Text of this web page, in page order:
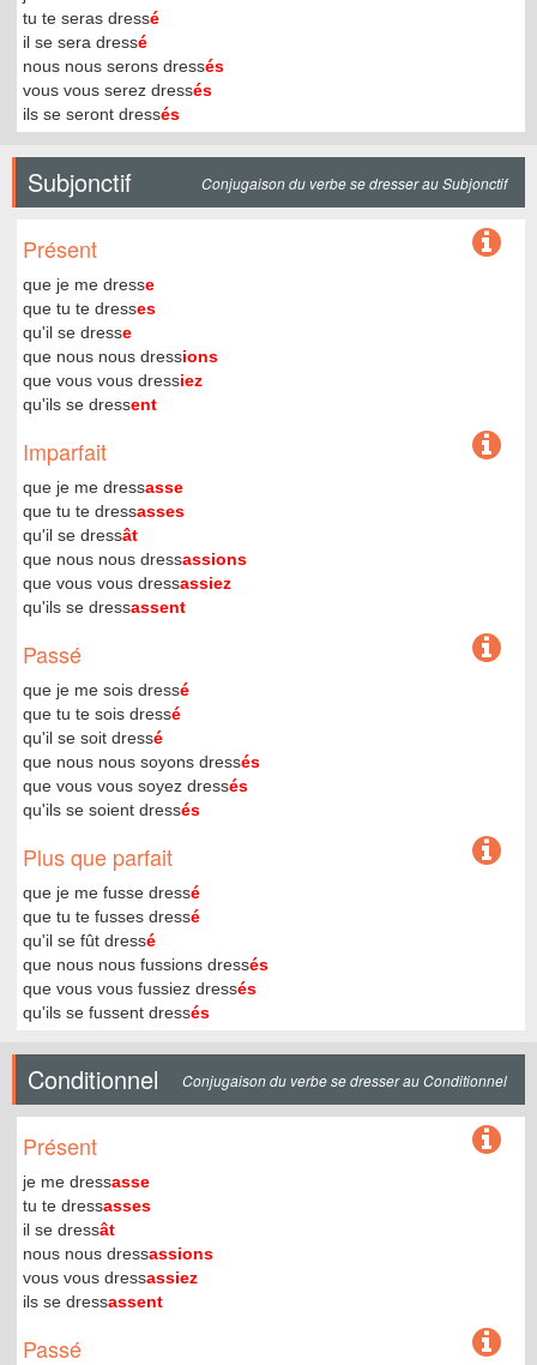
tu te seras dressé
il se sera dressé
nous nous serons dressés
vous vous serez dressés
ils se seront dressés
Subjonctif Conjugaison du verbe se dresser au Subjonctif
Présent
que je me dresse
que tu te dresses
qu'il se dresse
que nous nous dressions
que vous vous dressiez
qu'ils se dressent
Imparfait
que je me dressasse
que tu te dressasses
qu'il se dressât
que nous nous dressassions
que vous vous dressassiez
qu'ils se dressassent
Passé
que je me sois dressé
que tu te sois dressé
qu'il se soit dressé
que nous nous soyons dressés
que vous vous soyez dressés
qu'ils se soient dressés
Plus que parfait
que je me fusse dressé
que tu te fusses dressé
qu'il se fût dressé
que nous nous fussions dressés
que vous vous fussiez dressés
qu'ils se fussent dressés
Conditionnel Conjugaison du verbe se dresser au Conditionnel
Présent
je me dressasse
tu te dressasses
il se dressât
nous nous dressassions
vous vous dressassiez
ils se dressassent
Passé